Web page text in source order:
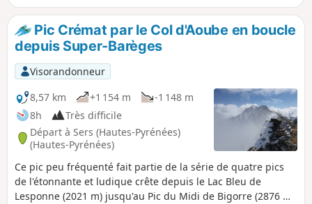
Pic Crémat par le Col d'Aoube en boucle
depuis Super-Barèges
Visorandonneur
8,57 km
+1 154 m
-1 148 m
8h
Très difficile
Départ à Sers (Hautes-Pyrénées)
(Hautes-Pyrénées)
Ce pic peu fréquenté fait partie de la série de quatre pics
de l'étonnante et ludique crête depuis le Lac Bleu de
Lesponne (2021 m) jusqu'au Pic du Midi de Bigorre (2876 m).